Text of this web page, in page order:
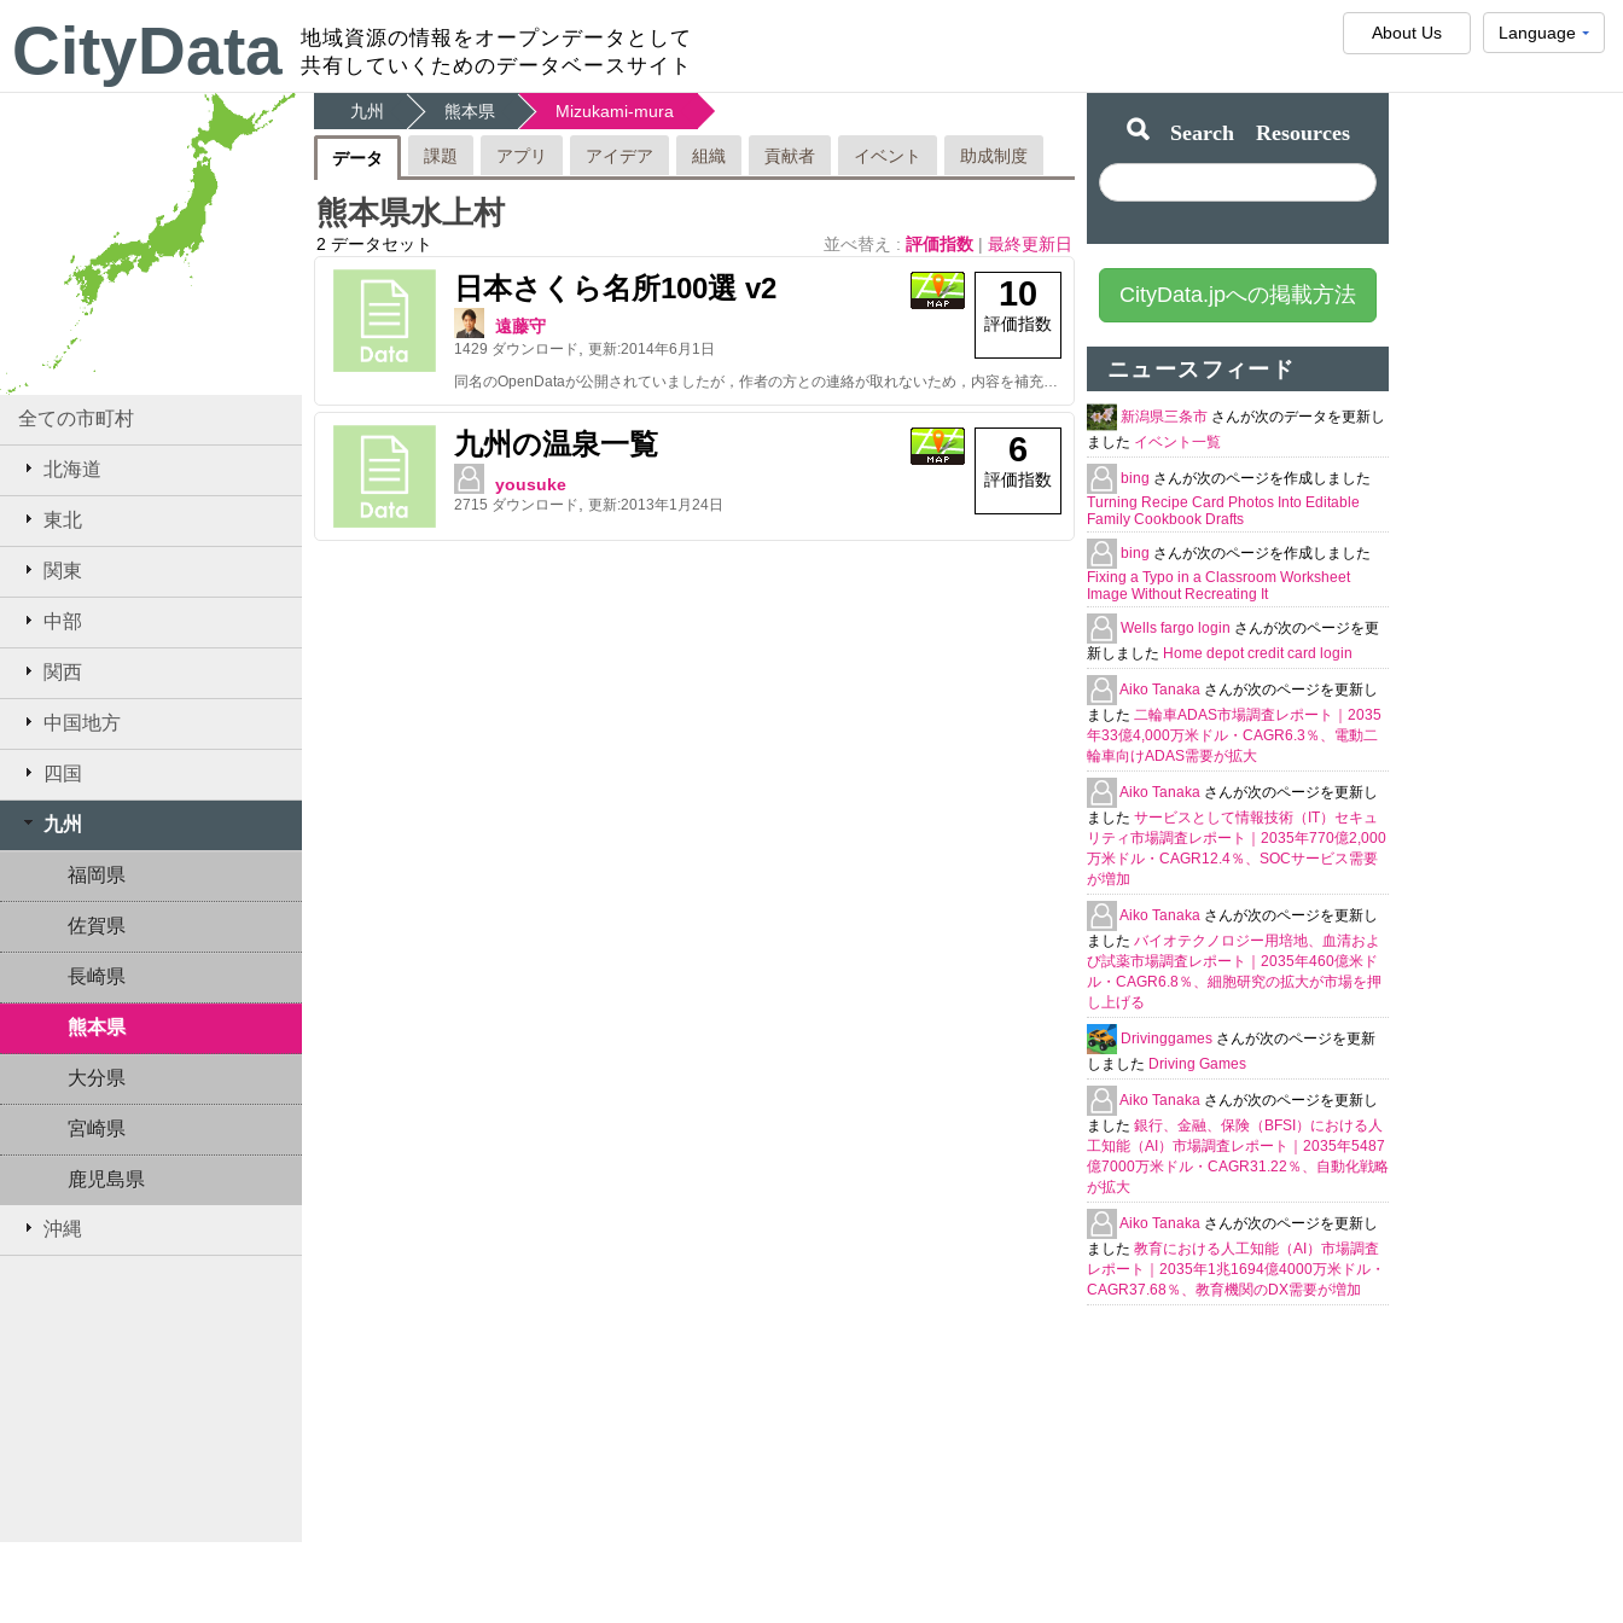
CityData
地域資源の情報をオープンデータとして
共有していくためのデータベースサイト
Language
About Us
全ての市町村
北海道
東北
関東
中部
関西
中国地方
四国
九州
福岡県
佐賀県
長崎県
熊本県
大分県
宮崎県
鹿児島県
沖縄
九州 熊本県 Mizukami-mura
データ 課題 アプリ アイデア 組織 貢献者 イベント 助成制度
熊本県水上村
2 データセット 並べ替え : 評価指数 | 最終更新日
日本さくら名所100選 v2
遠藤守
1429 ダウンロード 更新:2014年6月1日
10
評価指数
同名のOpenDataが公開されていましたが，作者の方との連絡が取れないため，内容を補充の上，改めてアップロードさせて頂きました．
九州の温泉一覧
yousuke
2715 ダウンロード 更新:2013年1月24日
6
評価指数
Search Resources
CityData.jpへの掲載方法
ニュースフィード
新潟県三条市 さんが次のデータを更新し
ました イベント一覧
bing さんが次のページを作成しました
Turning Recipe Card Photos Into Editable
Family Cookbook Drafts
bing さんが次のページを作成しました
Fixing a Typo in a Classroom Worksheet
Image Without Recreating It
Wells fargo login さんが次のページを更
新しました Home depot credit card login
Aiko Tanaka さんが次のページを更新し
ました 二輪車ADAS市場調査レポート｜2035
年33億4,000万米ドル・CAGR6.3％、電動二
輪車向けADAS需要が拡大
Aiko Tanaka さんが次のページを更新し
ました サービスとして情報技術（IT）セキュ
リティ市場調査レポート｜2035年770億2,000
万米ドル・CAGR12.4％、SOCサービス需要
が増加
Aiko Tanaka さんが次のページを更新し
ました バイオテクノロジー用培地、血清およ
び試薬市場調査レポート｜2035年460億米ド
ル・CAGR6.8％、細胞研究の拡大が市場を押
し上げる
Drivinggames さんが次のページを更新
しました Driving Games
Aiko Tanaka さんが次のページを更新し
ました 銀行、金融、保険（BFSI）における人
工知能（AI）市場調査レポート｜2035年5487
億7000万米ドル・CAGR31.22％、自動化戦略
が拡大
Aiko Tanaka さんが次のページを更新し
ました 教育における人工知能（AI）市場調査
レポート｜2035年1兆1694億4000万米ドル・
CAGR37.68％、教育機関のDX需要が増加